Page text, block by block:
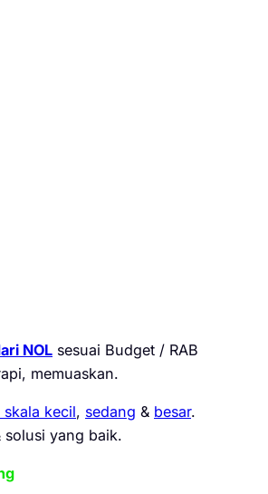
NOL sesuai Budget / RAB
memuaskan.
skala kecil, sedang & besar.
solusi yang baik.